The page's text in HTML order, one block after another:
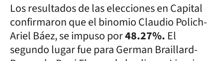
Los resultados de las elecciones en Capital
confirmaron que el binomio Claudio Polich-
Ariel Báez, se impuso por48.27%. El
segundo lugar fue para German Braillard-